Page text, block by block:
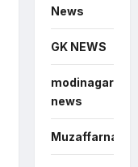
News
GK NEWS
modinagar
news
Muzaffarnagar